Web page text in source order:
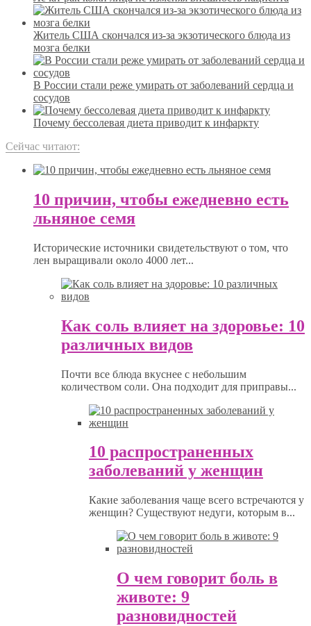
Житель США скончался из-за экзотического блюда из
мозга белки
В России стали реже умирать от заболеваний сердца и
сосудов
Почему бессолевая диета приводит к инфаркту
Сейчас читают:
10 причин, чтобы ежедневно есть
льняное семя
Исторические источники свидетельствуют о том, что
лен выращивали около 4000 лет...
Как соль влияет на здоровье: 10
различных видов
Почти все блюда вкуснее с небольшим
количеством соли. Она подходит для приправы...
10 распространенных
заболеваний у женщин
Какие заболевания чаще всего встречаются у
женщин? Существуют недуги, которым в...
О чем говорит боль в
животе: 9
разновидностей